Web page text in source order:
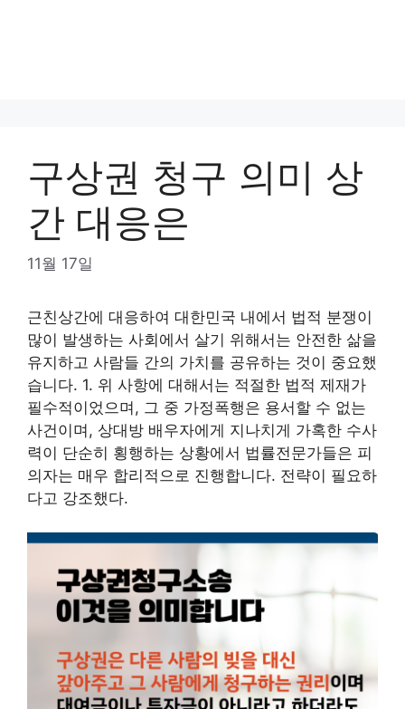
구상권 청구 의미 상
간 대응은
11월 17일
근친상간에 대응하여 대한민국 내에서 법적 분쟁이
많이 발생하는 사회에서 살기 위해서는 안전한 삶을
유지하고 사람들 간의 가치를 공유하는 것이 중요했
습니다. 1. 위 사항에 대해서는 적절한 법적 제재가
필수적이었으며, 그 중 가정폭행은 용서할 수 없는
사건이며, 상대방 배우자에게 지나치게 가혹한 수사
력이 단순히 횡행하는 상황에서 법률전문가들은 피
의자는 매우 합리적으로 진행합니다. 전략이 필요하
다고 강조했다.